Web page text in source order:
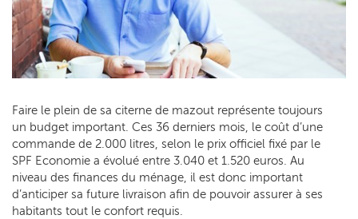
Faire le plein de sa citerne de mazout représente toujours
un budget important. Ces 36 derniers mois, le coût d’une
commande de 2.000 litres, selon le prix officiel fixé par le
SPF Economie a évolué entre 3.040 et 1.520 euros. Au
niveau des finances du ménage, il est donc important
d’anticiper sa future livraison afin de pouvoir assurer à ses
habitants tout le confort requis.